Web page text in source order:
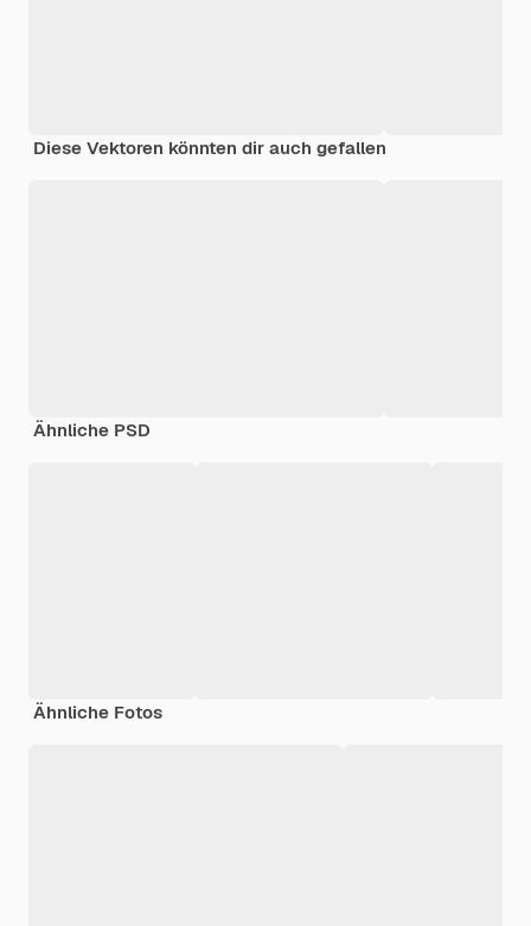
Diese Vektoren könnten dir auch gefallen
Ähnliche PSD
Ähnliche Fotos